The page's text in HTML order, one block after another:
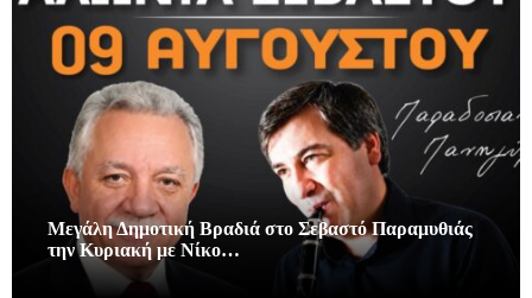
Μεγάλη Δημοτική Βραδιά στο Σεβαστό Παραμυθιάς
την Κυριακή με Νίκο…